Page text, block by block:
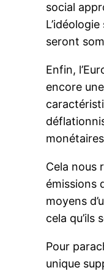
social
seront
Enfin,
encore
Cela nous
émissions
moyens
cela qu’ils
Pour
unique